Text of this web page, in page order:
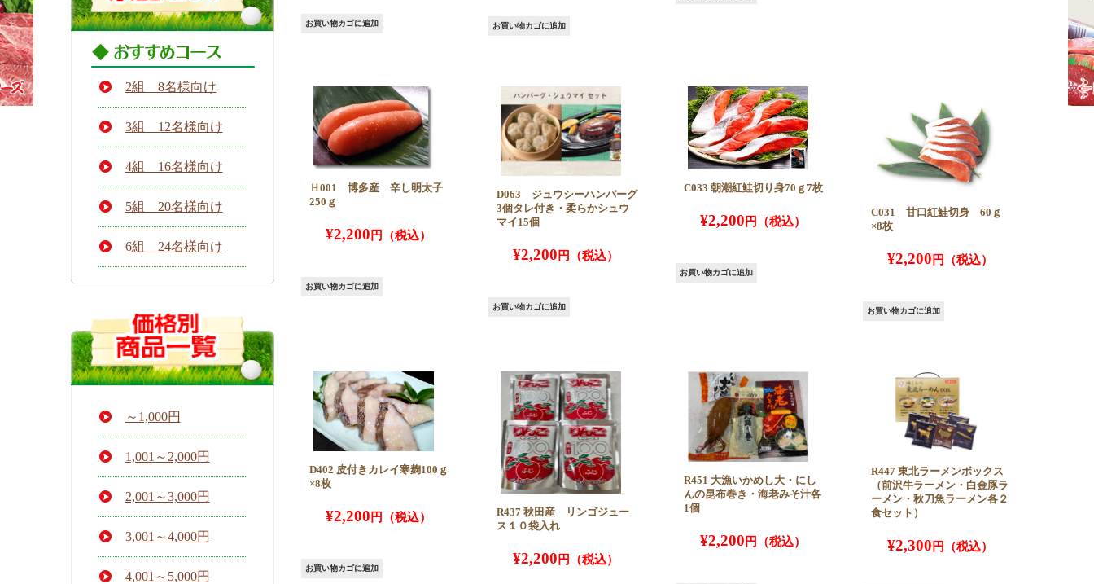
2組 8名様向け
3組 12名様向け
4組 16名様向け
5組 20名様向け
6組 24名様向け
～1,000円
1,001～2,000円
2,001～3,000円
3,001～4,000円
4,001～5,000円
お買い物カゴに追加 お買い物カゴに追加
Ｈ001 博多産 辛し明太子
250ｇ
¥2,200
お買い物カゴに追加
D063 ジュウシーハンバーグ
3個タレ付き・柔らかシュウ
マイ15個
¥2,200
お買い物カゴに追加
C033 朝潮紅鮭切り身70ｇ7枚
¥2,200
お買い物カゴに追加
C031 甘口紅鮭切身 60ｇ
×8枚
¥2,200
お買い物カゴに追加
D402 皮付きカレイ寒麹100ｇ
×8枚
¥2,200
お買い物カゴに追加
R437 秋田産 リンゴジュー
ス１０袋入れ
¥2,200
R451 大漁いかめし大・にし
んの昆布巻き・海老みそ汁各
1個
¥2,200
R447 東北ラーメンボックス
（前沢牛ラーメン・白金豚ラ
ーメン・秋刀魚ラーメン各２
食セット）
¥2,300